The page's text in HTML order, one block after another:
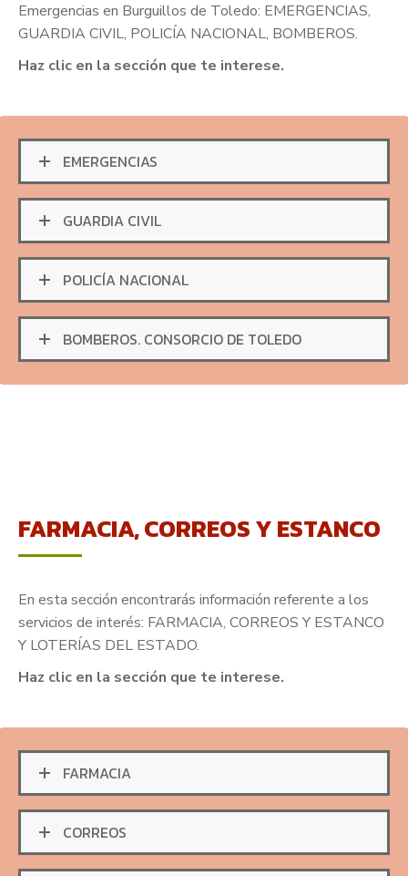
Emergencias en Burguillos de Toledo: EMERGENCIAS,
GUARDIA CIVIL, POLICÍA NACIONAL, BOMBEROS.
Haz clic en la sección que te interese.
EMERGENCIAS
GUARDIA CIVIL
POLICÍA NACIONAL
BOMBEROS. CONSORCIO DE TOLEDO
FARMACIA, CORREOS Y ESTANCO
En esta sección encontrarás información referente a los
servicios de interés: FARMACIA, CORREOS Y ESTANCO
Y LOTERÍAS DEL ESTADO.
Haz clic en la sección que te interese.
FARMACIA
CORREOS